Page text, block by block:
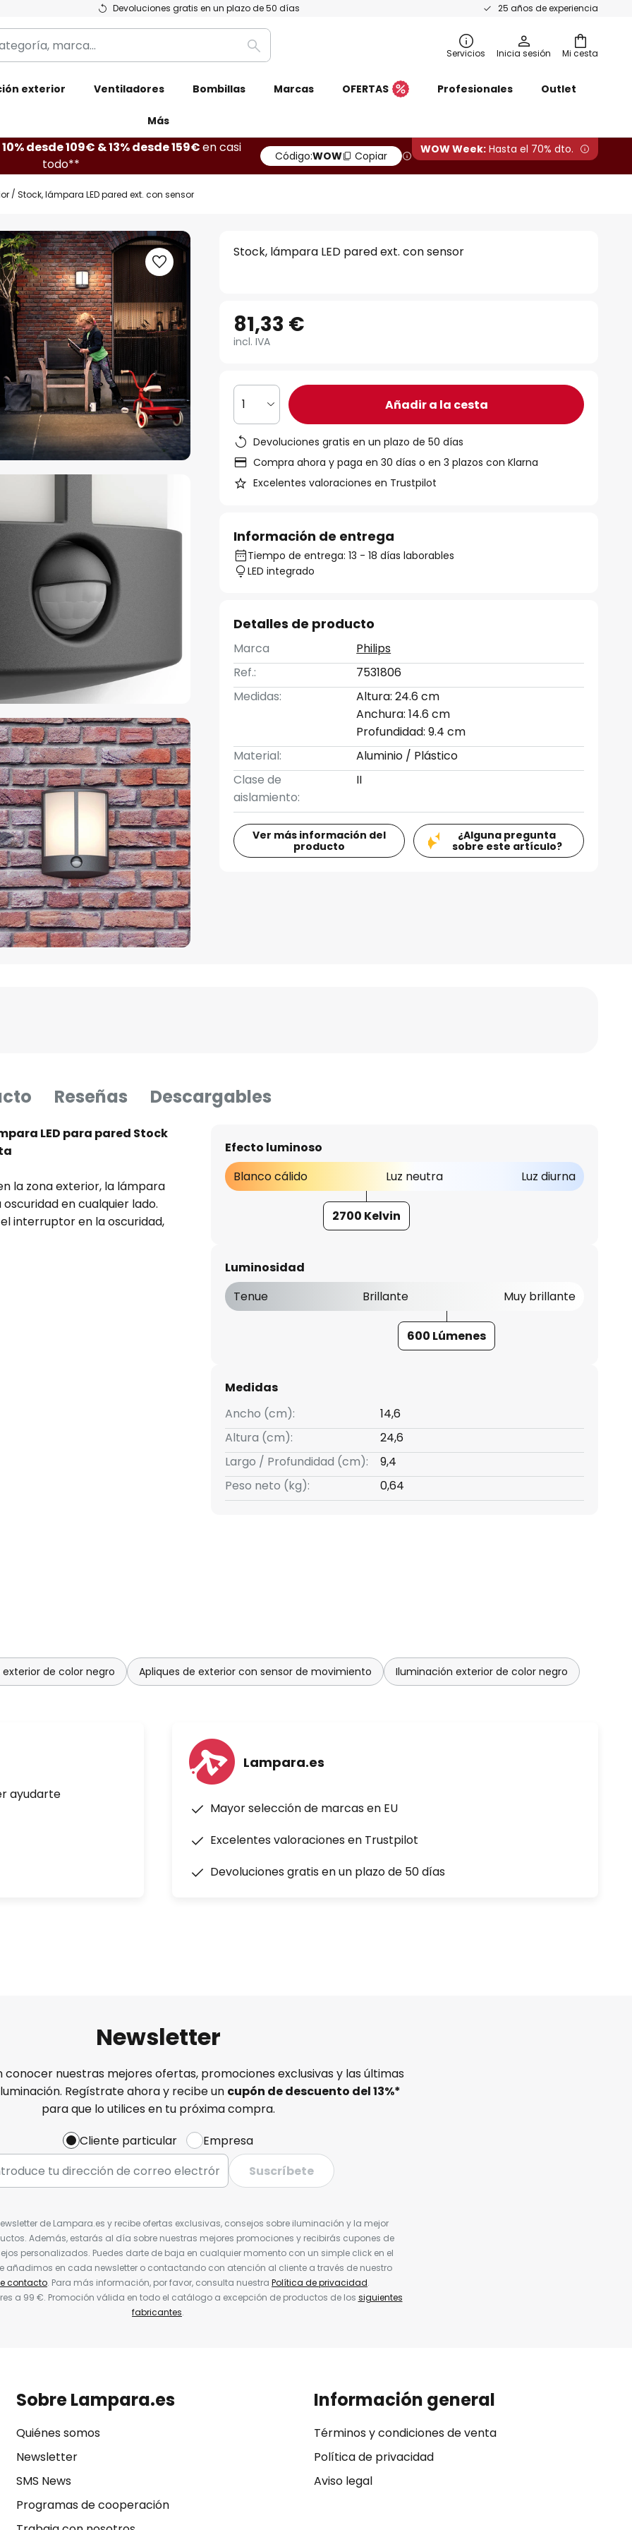
Devoluciones gratis en un plazo de 50 días 25 años de experiencia
Mi cesta
Buscar Servicios Inicia sesión
exterior Ventiladores Bombillas Marcas OFERTAS Profesionales Outlet
Más
10% desde 109€ & 13% desde 159€en casi
todo**
Código:WOW Copiar WOW Week: Hasta el 70% dto.
Stock, lámpara LED pared ext. con sensor
Stock, lámpara LED pared ext. con sensor
81,33 €
incl. IVA
1 Añadir a la cesta
Devoluciones gratis en un plazo de 50 días
Compra ahora y paga en 30 días o en 3 plazos con Klarna
Excelentes valoraciones en Trustpilot
Información de entrega
Tiempo de entrega: 13 - 18 días laborables
LED integrado
Detalles de producto
Marca
Philips
Ref.:
7531806
Medidas:
Altura: 24.6 cm
Anchura: 14.6 cm
Profundidad: 9.4 cm
Material:
Aluminio / Plástico
Clase de
aislamiento:
II
Ver más información del
producto
¿Alguna pregunta
sobre este artículo?
Reseñas Descargables
LED para pared Stock
la zona exterior, la lámpara
en cualquier lado.
interruptor en la oscuridad,
movimiento integrado
este modo, se garantiza
desde el difusor
y aprox. 600 lúmenes.
Efecto luminoso
Blanco cálido
Luz neutra Luz diurna
2700 Kelvin
Luminosidad
Tenue
Brillante Muy brillante
600 Lúmenes
Medidas
Ancho (cm):
14,6
Altura (cm):
24,6
Largo / Profundidad (cm):
9,4
Peso neto (kg):
0,64
exterior de color negro Apliques de exterior con sensor de movimiento Iluminación exterior de color negro
ayudarte
Lampara.es
Mayor selección de marcas en EU
Excelentes valoraciones en Trustpilot
Devoluciones gratis en un plazo de 50 días
Newsletter
conocer nuestras mejores ofertas, promociones exclusivas y las últimas
Regístrate ahora y recibe un cupón de descuento del13%*
para que lo utilices en tu próxima compra.
Cliente particular
Empresa
Suscríbete
de Lampara.es y recibe ofertas exclusivas, consejos sobre iluminación y la mejor
Además, estarás al día sobre nuestras mejores promociones y recibirás cupones de
personalizados. Puedes darte de baja en cualquier momento con un simple click en el
añadimos en cada newsletter o contactando con atención al cliente a través de nuestro
contacto. Para más información, por favor, consulta nuestra Política de privacidad.
a 99 €. Promoción válida en todo el catálogo a excepción de productos de los siguientes
fabricantes.
Sobre Lampara.es
Quiénes somos
Newsletter
SMS News
Programas de cooperación
Información general
Términos y condiciones de venta
Política de privacidad
Aviso legal